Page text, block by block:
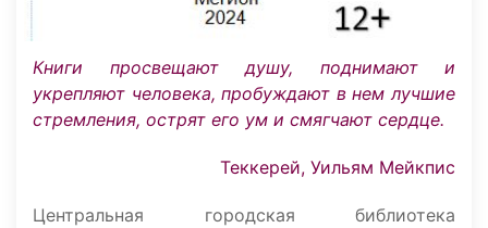
Книги просвещают душу, поднимают и
укрепляют человека, пробуждают в нем лучшие
стремления, острят его ум и смягчают сердце.
Теккерей, Уильям Мейкпис
Центральная городская библиотека